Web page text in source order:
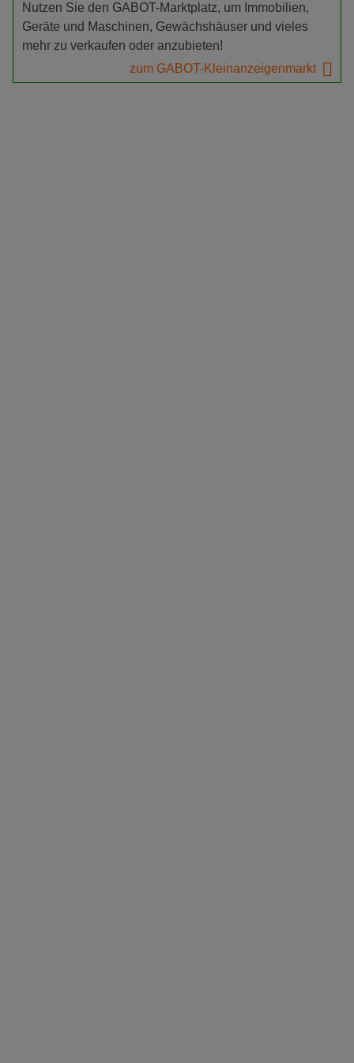
Nutzen Sie den GABOT-Marktplatz, um Immobilien,
Geräte und Maschinen, Gewächshäuser und vieles
mehr zu verkaufen oder anzubieten!
zum GABOT-Kleinanzeigenmarkt